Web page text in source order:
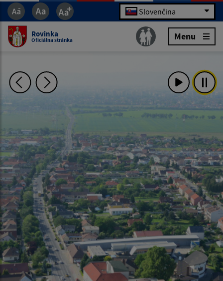
Slovenčina
Rovinka
Oficiálna stránka Menu